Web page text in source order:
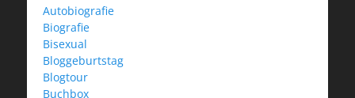
Autobiografie
Biografie
Bisexual
Bloggeburtstag
Blogtour
Buchbox